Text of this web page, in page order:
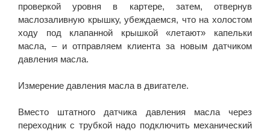
проверкой уровня в картере, затем, отвернув
маслозаливную крышку, убеждаемся, что на холостом
ходу под клапанной крышкой «летают» капельки
масла, – и отправляем клиента за новым датчиком
давления масла.
Измерение давления масла в двигателе.
Вместо штатного датчика давления масла через
переходник с трубкой надо подключить механический